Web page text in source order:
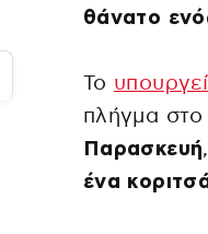
θάνατο
Το
πλήγμα στο
Παρασκευή
ένα